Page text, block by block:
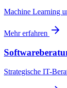
Machine Learning
Mehr erfahren
Strategische IT-